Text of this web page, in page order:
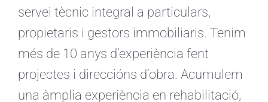
servei tècnic integral a particulars,
propietaris i gestors immobiliaris. Tenim
més de 10 anys d’experiència fent
projectes i direccións d’obra. Acumulem
una àmplia experiència en rehabilitació,